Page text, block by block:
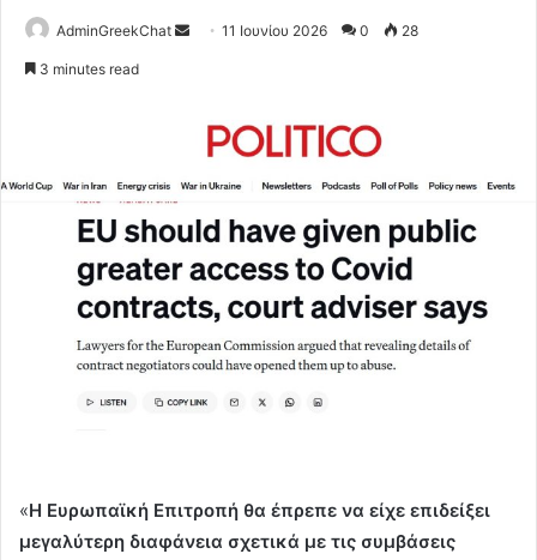
AdminGreekChat
Send11 Ιουνίου 2026 0 28
3 minutes read
«Η Ευρωπαϊκή Επιτροπή θα έπρεπε να είχε επιδείξει
μεγαλύτερη διαφάνεια σχετικά με τις συμβάσεις